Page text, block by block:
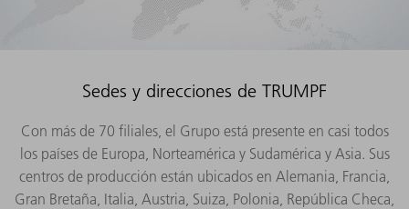
Sedes y direcciones de TRUMPF
Con más de 70 filiales, el Grupo está presente en casi todos
los países de Europa, Norteamérica y Sudamérica y Asia. Sus
centros de producción están ubicados en Alemania, Francia,
Gran Bretaña, Italia, Austria, Suiza, Polonia, República Checa,